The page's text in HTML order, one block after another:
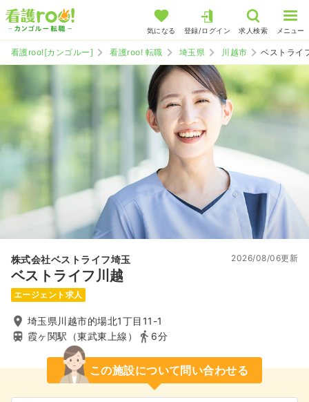
気になる 登録/ログイン 求人検索 メニュー
看護roo![カンゴルー] 看護roo! 転職 埼玉県 川越市 ベストライ
株式会社ベストライフ埼玉
ベストライフ川越
2026/08/06更新
エージェント求人
埼玉県川越市的場北1丁目11-1
霞ヶ関駅（東武東上線）
6分
この施設について問い合わせる